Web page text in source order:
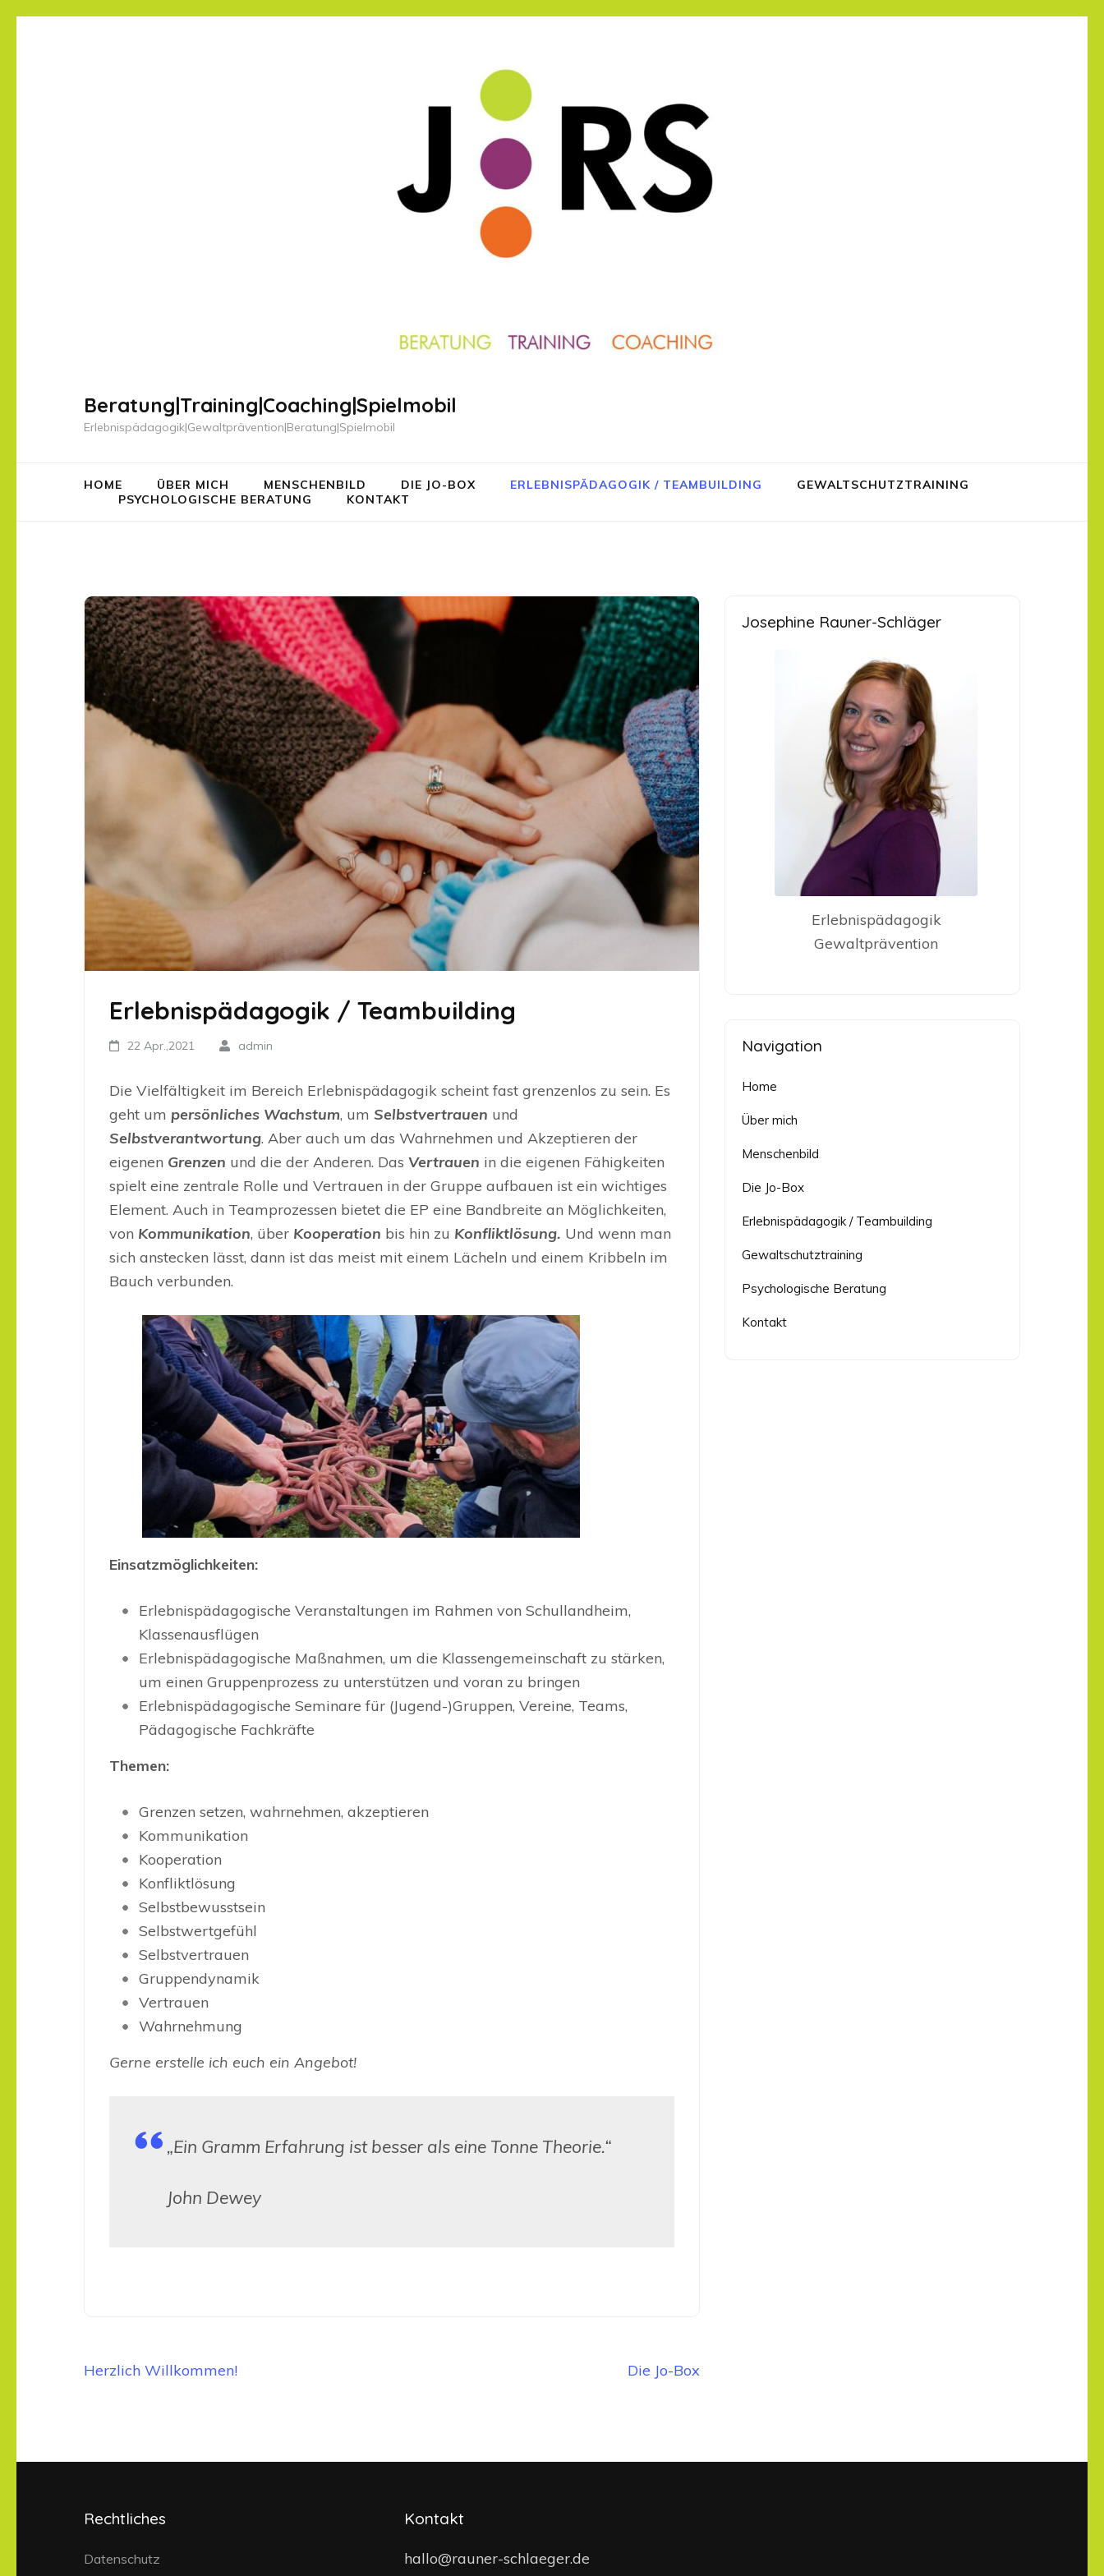
Beratung|Training|Coaching|Spielmobil
Erlebnispädagogik|Gewaltprävention|Beratung|Spielmobil
HOME ÜBER MICH MENSCHENBILD DIE JO-BOX ERLEBNISPÄDAGOGIK / TEAMBUILDING
GEWALTSCHUTZTRAINING
PSYCHOLOGISCHE BERATUNG
KONTAKT
Erlebnispädagogik / Teambuilding
22 Apr.,2021 admin
Die Vielfältigkeit im Bereich Erlebnispädagogik scheint fast grenzenlos zu sein. Es
geht um persönliches Wachstum, um Selbstvertrauen und
Selbstverantwortung. Aber auch um das Wahrnehmen und Akzeptieren der
eigenen Grenzen und die der Anderen. Das Vertrauen in die eigenen Fähigkeiten
spielt eine zentrale Rolle und Vertrauen in der Gruppe aufbauen ist ein wichtiges
Element. Auch in Teamprozessen bietet die EP eine Bandbreite an Möglichkeiten,
von Kommunikation, über Kooperation bis hin zu Konfliktlösung. Und wenn man
sich anstecken lässt, dann ist das meist mit einem Lächeln und einem Kribbeln im
Bauch verbunden.
Einsatzmöglichkeiten:
Erlebnispädagogische Veranstaltungen im Rahmen von Schullandheim,
Klassenausflügen
Erlebnispädagogische Maßnahmen, um die Klassengemeinschaft zu stärken,
um einen Gruppenprozess zu unterstützen und voran zu bringen
Erlebnispädagogische Seminare für (Jugend-)Gruppen, Vereine, Teams,
Pädagogische Fachkräfte
Themen:
Grenzen setzen, wahrnehmen, akzeptieren
Kommunikation
Kooperation
Konfliktlösung
Selbstbewusstsein
Selbstwertgefühl
Selbstvertrauen
Gruppendynamik
Vertrauen
Wahrnehmung
Gerne erstelle ich euch ein Angebot!
„Ein Gramm Erfahrung ist besser als eine Tonne Theorie.“
John Dewey
Beitrags-
Herzlich Willkommen! Die Jo-Box
Josephine Rauner-Schläger
Erlebnispädagogik
Gewaltprävention
Navigation
Home
Über mich
Menschenbild
Die Jo-Box
Erlebnispädagogik / Teambuilding
Gewaltschutztraining
Psychologische Beratung
Kontakt
Rechtliches
Datenschutz
Kontakt
hallo@rauner-schlaeger.de